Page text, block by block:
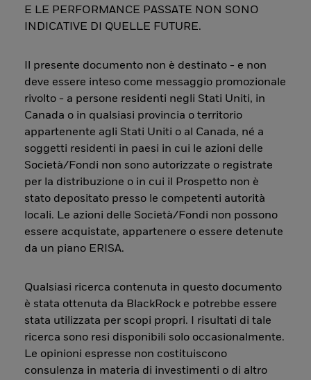
E LE PERFORMANCE PASSATE NON SONO
INDICATIVE DI QUELLE FUTURE.
Il presente documento non è destinato - e non
deve essere inteso come messaggio promozionale
rivolto - a persone residenti negli Stati Uniti, in
Canada o in qualsiasi provincia o territorio
appartenente agli Stati Uniti o al Canada, né a
soggetti residenti in paesi in cui le azioni delle
Società/Fondi non sono autorizzate o registrate
per la distribuzione o in cui il Prospetto non è
stato depositato presso le competenti autorità
locali. Le azioni delle Società/Fondi non possono
essere acquistate, appartenere o essere detenute
da un piano ERISA.
Qualsiasi ricerca contenuta in questo documento
è stata ottenuta da BlackRock e potrebbe essere
stata utilizzata per scopi propri. I risultati di tale
ricerca sono resi disponibili solo occasionalmente.
Le opinioni espresse non costituiscono
consulenza in materia di investimenti o di altro